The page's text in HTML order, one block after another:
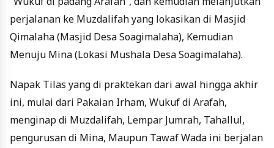
perjalanan ke Muzdalifah yang lokasikan di Masjid
Qimalaha (Masjid Desa Soagimalaha), Kemudian
Menuju Mina (Lokasi Mushala Desa Soagimalaha).
Napak Tilas yang di praktekan dari awal hingga akhir
ini, mulai dari Pakaian Irham, Wukuf di Arafah,
menginap di Muzdalifah, Lempar Jumrah, Tahallul,
pengurusan di Mina, Maupun Tawaf Wada ini berjalan